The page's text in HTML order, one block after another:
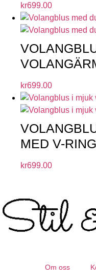
kr699.00
kr699.00
MED V-
kr699.00
Om oss